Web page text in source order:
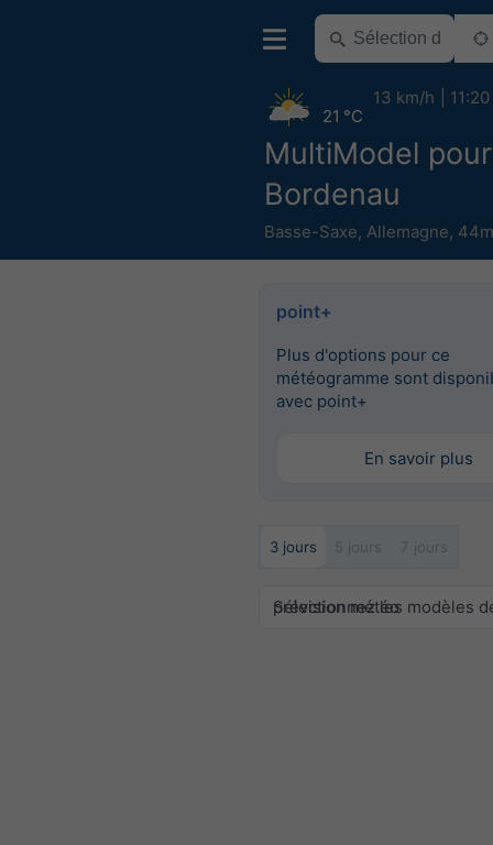
MultiModel pour
Bordenau
Basse-Saxe, Allemagne,
21 °C
13 km/h 11:20
point+
Plus d'options pour ce
météogramme sont
avec point+
En savoir plus
3 jours 5 jours 7 jours
Sélectionnez les modèles de prévision météo